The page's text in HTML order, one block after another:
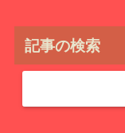
記事の検索